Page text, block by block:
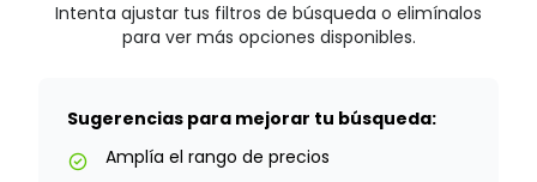
Intenta ajustar tus filtros de búsqueda o elimínalos
para ver más opciones disponibles.
Sugerencias para mejorar tu búsqueda:
check_circle Amplía el rango de precios